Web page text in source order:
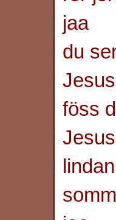
jaa
du
föss